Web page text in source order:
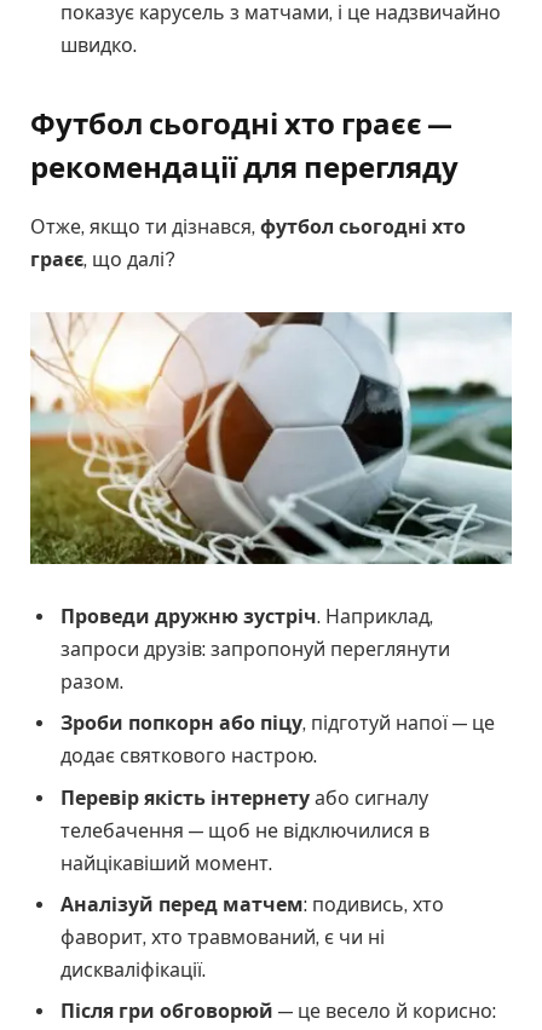
показує карусель з матчами, і це надзвичайно
швидко.
Футбол сьогодні хто граєє —
рекомендації для перегляду
Отже, якщо ти дізнався, футбол сьогодні хто
граєє, що далі?
Проведи дружню зустріч. Наприклад,
запроси друзів: запропонуй переглянути
разом.
Зроби попкорн або піцу, підготуй напої — це
додає святкового настрою.
Перевір якість інтернету або сигналу
телебачення — щоб не відключилися в
найцікавіший момент.
Аналізуй перед матчем: подивись, хто
фаворит, хто травмований, є чи ні
дискваліфікації.
Після гри обговорюй — це весело й корисно: